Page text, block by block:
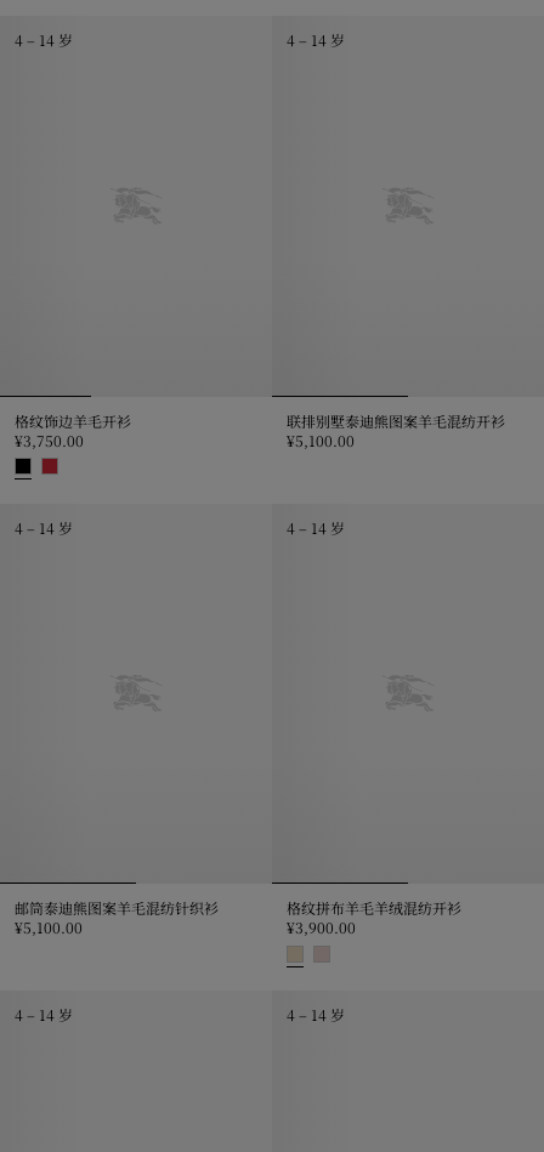
4 – 14 岁
格纹饰边羊毛开衫
¥3,750.00
4 – 14 岁
联排别墅泰迪熊图案羊毛混纺开衫
¥5,100.00
4 – 14 岁
邮筒泰迪熊图案羊毛混纺针织衫
¥5,100.00
4 – 14 岁
格纹拼布羊毛羊绒混纺开衫
¥3,900.00
4 – 14 岁 4 – 14 岁